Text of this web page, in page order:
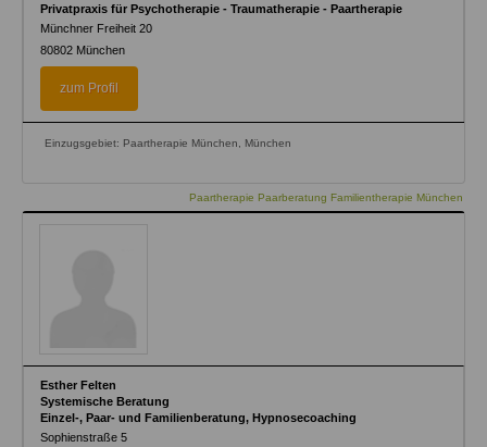
Privatpraxis für Psychotherapie - Traumatherapie - Paartherapie
Münchner Freiheit 20
80802 München
zum Profil
Einzugsgebiet: Paartherapie München, München
Paartherapie Paarberatung Familientherapie München
Esther Felten
Systemische Beratung
Einzel-, Paar- und Familienberatung, Hypnosecoaching
Sophienstraße 5